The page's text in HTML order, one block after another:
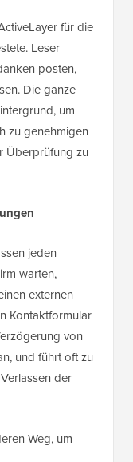
für die
Leser
posten,
Die ganze
um
zu genehmigen
Überprüfung zu
jeden
warten,
externen
Kontaktformular
von
und führt oft zu
der
Weg, um